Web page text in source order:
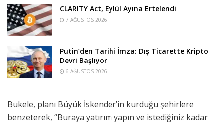
CLARITY Act, Eylül Ayına Ertelendi
7 AĞUSTOS 2026
Putin’den Tarihi İmza: Dış Ticarette Kripto
Devri Başlıyor
6 AĞUSTOS 2026
Bukele, planı Büyük İskender’in kurduğu şehirlere
benzeterek, “Buraya yatırım yapın ve istediğiniz kadar